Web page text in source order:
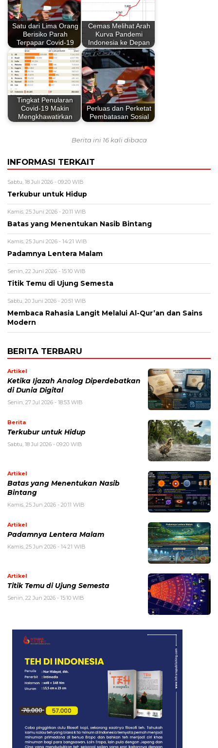
Satu dari Lima Orang
Berisiko Parah
Terpapar Covid-19
Cemas Melihat Arah
Kurva Pandemi
Indonesia ke Depan
Tingkat Penularan
Covid-19 Makin
Mengkhawatirkan
Perluas dan Perketat
Pembatasan Sosial
Berita ini 16 kali dibaca
INFORMASI TERKAIT
Sabtu, 18 Juli 2026 - 09:20 WIB
Terkubur untuk Hidup
Kamis, 25 Juni 2026 - 20:11 WIB
Batas yang Menentukan Nasib Bintang
Kamis, 25 Juni 2026 - 14:21 WIB
Padamnya Lentera Malam
Senin, 22 Juni 2026 - 15:10 WIB
Titik Temu di Ujung Semesta
Sabtu, 20 Juni 2026 - 20:51 WIB
Membaca Rahasia Langit Melalui Al-Qur’an dan Sains
Modern
BERITA TERBARU
Artikel
Ketika Ijazah Analog Diperdebatkan
di Dunia Digital
Senin, 27 Jul 2026 - 18:53 WIB
Berita
Terkubur untuk Hidup
Sabtu, 18 Jul 2026 - 09:20 WIB
Artikel
Batas yang Menentukan Nasib
Bintang
Kamis, 25 Jun 2026 - 20:11 WIB
Artikel
Padamnya Lentera Malam
Kamis, 25 Jun 2026 - 14:21 WIB
Artikel
Titik Temu di Ujung Semesta
Senin, 22 Jun 2026 - 15:10 WIB